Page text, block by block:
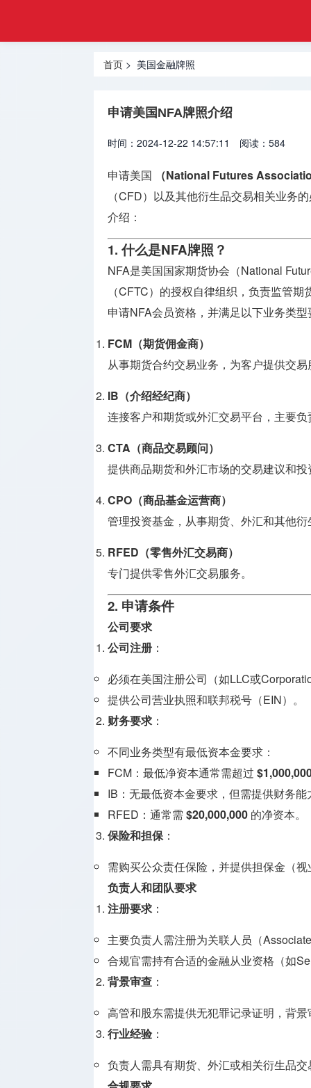
金融
牌照牌照
牌照
合规牌照
银行牌照
申请
资产管理
牌照
加密货币
牌照
支付兑换
牌照
监管机构
介绍
首页 > 美国金融牌照
申请美国NFA牌照介绍
时间：2024-12-22 14:57:11 阅读：584
申请美国
（National Futures
（CFD）以及其他衍生品交易相关业务
介绍：
1. 什么是NFA牌照？
NFA是美国国家期货协会（National
（CFTC）的授权自律组织，负责监管
申请NFA会员资格，并满足以下业务类型
FCM（期货佣金商）
从事期货合约交易业务，为客户提供交
IB（介绍经纪商）
连接客户和期货或外汇交易平台，主要
CTA（商品交易顾问）
提供商品期货和外汇市场的交易建议和
CPO（商品基金运营商）
管理投资基金，从事期货、外汇和其他
RFED（零售外汇交易商）
专门提供零售外汇交易服务。
2. 申请条件
公司要求
公司注册 ：
必须在美国注册公司（如LLC或
提供公司营业执照和联邦税号（EIN）。
财务要求 ：
不同业务类型有最低资本金要求：
FCM：最低净资本通常需超过
IB：无最低资本金要求，但需提供财务能
RFED：通常需 $20,000,000 的净资本。
保险和担保：
需购买公众责任保险，并提供担保金（
负责人和团队要求
注册要求 ：
主要负责人需注册为关联人员（
合规官需持有合适的金融从业资格（如
背景审查 ：
高管和股东需提供无犯罪记录证明，背
行业经验 ：
负责人需具有期货、外汇或相关衍生品